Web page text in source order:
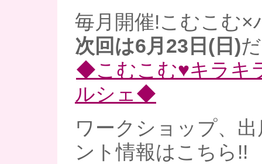
毎月開催!こむこむ×
次回は6月23日(日)
◆こむこむ♥キラキ
ルシェ◆
ワークショップ、
ント情報はこちら!!